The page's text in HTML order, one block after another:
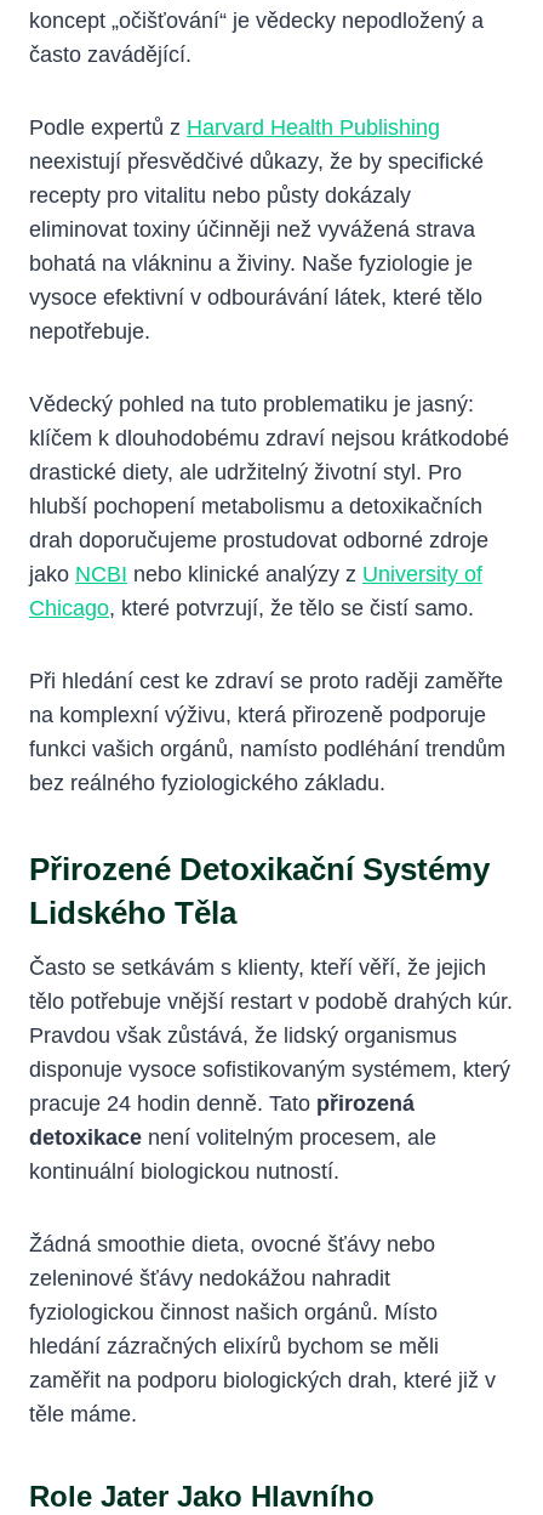
koncept „očišťování“ je vědecky nepodložený a
často zavádějící.
Podle expertů z Harvard Health Publishing
neexistují přesvědčivé důkazy, že by specifické
recepty pro vitalitu nebo půsty dokázaly
eliminovat toxiny účinněji než vyvážená strava
bohatá na vlákninu a živiny. Naše fyziologie je
vysoce efektivní v odbourávání látek, které tělo
nepotřebuje.
Vědecký pohled na tuto problematiku je jasný:
klíčem k dlouhodobému zdraví nejsou krátkodobé
drastické diety, ale udržitelný životní styl. Pro
hlubší pochopení metabolismu a detoxikačních
drah doporučujeme prostudovat odborné zdroje
jako NCBI nebo klinické analýzy z University of
Chicago, které potvrzují, že tělo se čistí samo.
Při hledání cest ke zdraví se proto raději zaměřte
na komplexní výživu, která přirozeně podporuje
funkci vašich orgánů, namísto podléhání trendům
bez reálného fyziologického základu.
Přirozené Detoxikační Systémy
Lidského Těla
Často se setkávám s klienty, kteří věří, že jejich
tělo potřebuje vnější restart v podobě drahých kúr.
Pravdou však zůstává, že lidský organismus
disponuje vysoce sofistikovaným systémem, který
pracuje 24 hodin denně. Tato přirozená
detoxikace není volitelným procesem, ale
kontinuální biologickou nutností.
Žádná smoothie dieta, ovocné šťávy nebo
zeleninové šťávy nedokážou nahradit
fyziologickou činnost našich orgánů. Místo
hledání zázračných elixírů bychom se měli
zaměřit na podporu biologických drah, které již v
těle máme.
Role Jater Jako Hlavního